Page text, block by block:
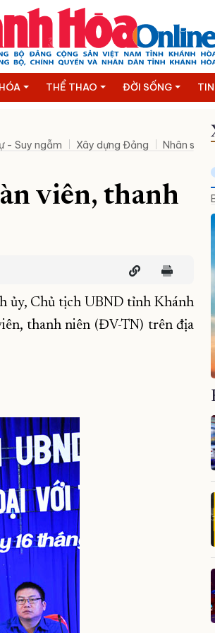
THỂ THAO ĐỜI SỐNG
- Suy ngẫm Xây dựng Đảng Nhân sự
viên, thanh
ủy, Chủ tịch UBND tỉnh Khánh
thanh niên (ĐV-TN) trên địa